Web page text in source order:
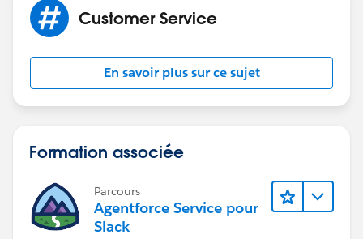
Customer Service
En savoir plus sur ce sujet
Formation associée
Parcours
Agentforce Service pour
Slack